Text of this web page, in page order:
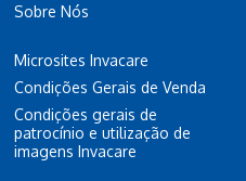
Sobre Nós
Microsites Invacare
Condições Gerais de Venda
Condições gerais de
patrocínio e utilização de
imagens Invacare